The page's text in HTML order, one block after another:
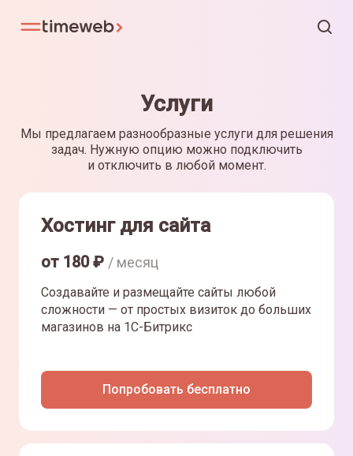
Услуги
Мы предлагаем разнообразные услуги для решения
задач. Нужную опцию можно подключить
и отключить в любой момент.
Хостинг для сайта
от 180₽ / месяц
Создавайте и размещайте сайты любой
сложности — от простых визиток до больших
магазинов на 1С-Битрикс
Попробовать бесплатно